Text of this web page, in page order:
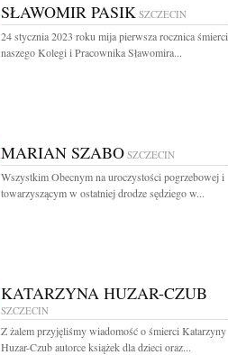
SŁAWOMIR PASIK SZCZECIN
24 stycznia 2023 roku mija pierwsza rocznica śmierci
naszego Kolegi i Pracownika Sławomira...
MARIAN SZABO SZCZECIN
Wszystkim Obecnym na uroczystości pogrzebowej i
towarzyszącym w ostatniej drodze sędziego w...
KATARZYNA HUZAR-CZUB
SZCZECIN
Z żalem przyjęliśmy wiadomość o śmierci Katarzyny
Huzar-Czub autorce książek dla dzieci oraz...